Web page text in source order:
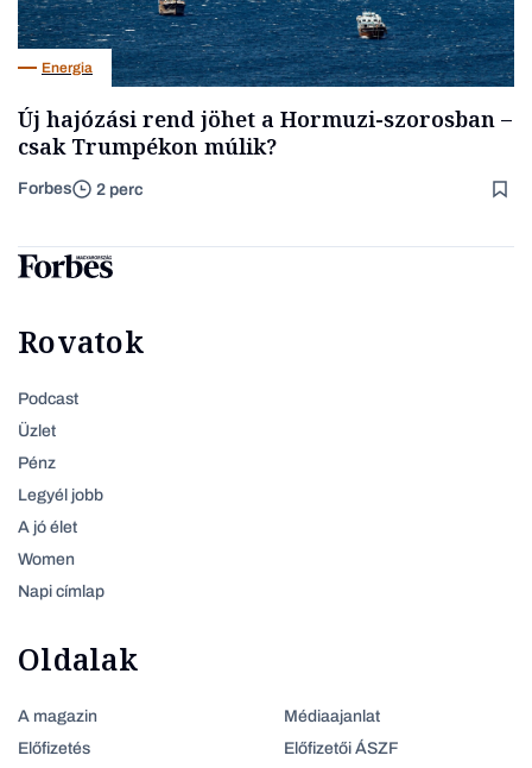
Energia
Új hajózási rend jöhet a Hormuzi-szorosban –
csak Trumpékon múlik?
Forbes 2 perc
Rovatok
Podcast
Üzlet
Pénz
Legyél jobb
A jó élet
Women
Napi címlap
Oldalak
A magazin
Előfizetés
Médiaajanlat
Előfizetői ÁSZF